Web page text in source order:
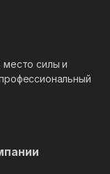
силы и